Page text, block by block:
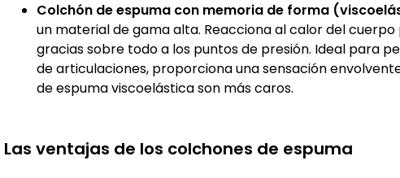
Colchón de espuma con memoria de forma
un material de gama alta. Reacciona al calor del
gracias sobre todo a los puntos de presión. Ideal para
de articulaciones, proporciona una sensación
de espuma viscoelástica son más caros.
Las ventajas de los colchones de espuma